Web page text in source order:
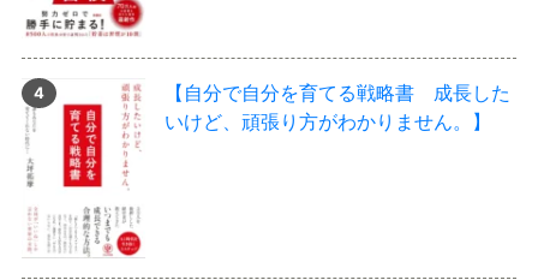
【自分で自分を育てる戦略書 成長した
いけど、頑張り方がわかりません。】